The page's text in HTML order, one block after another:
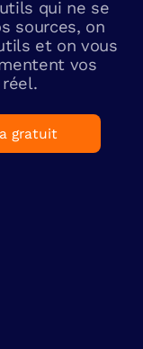
qui ne se
sources, on
et on vous
vos
gratuit